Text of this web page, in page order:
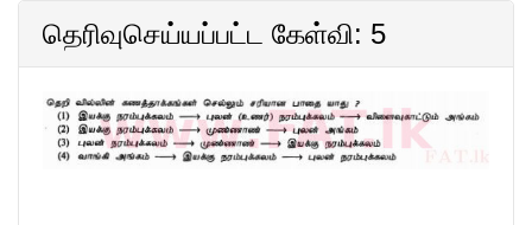
தெரிவுசெய்யப்பட்ட கேள்வி: 5